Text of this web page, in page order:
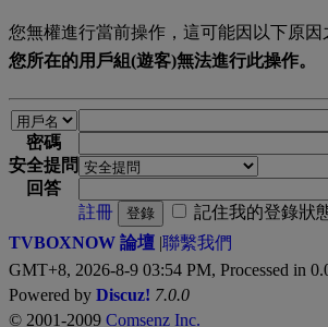
您無權進行當前操作，這可能因以下原因
您所在的用戶組(遊客)無法進行此操作。
密碼
安全提問
回答
註冊
登錄
記住我的登錄狀
TVBOXNOW 論壇 |聯繫我們
GMT+8, 2026-8-9 03:54 PM, Processed in
Powered by Discuz! 7.0.0
© 2001-2009 Comsenz Inc.